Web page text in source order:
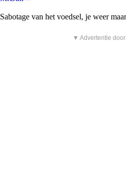
Sabotage van het voedsel, je weer
▼ Advertentie